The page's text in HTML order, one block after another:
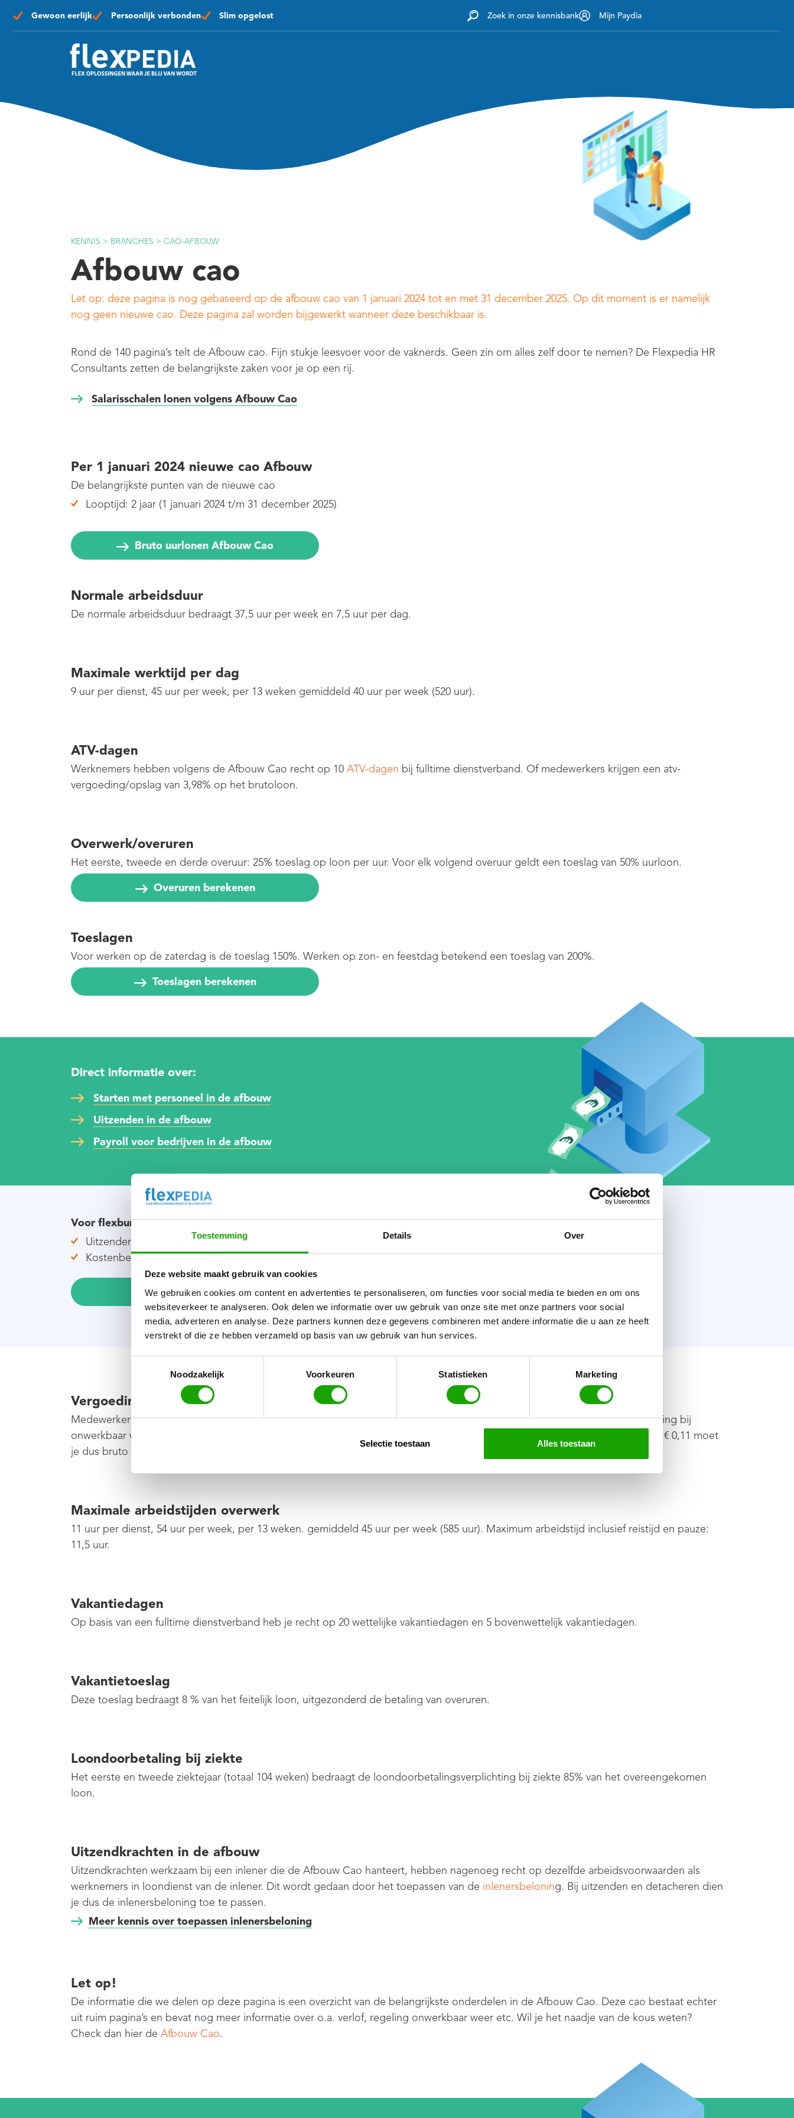
Toestemming Details Over
Deze website maakt gebruik van cookies
We gebruiken cookies om content en advertenties te personaliseren, om functies voor social media te bieden en om ons
websiteverkeer te analyseren. Ook delen we informatie over uw gebruik van onze site met onze partners voor social
media, adverteren en analyse. Deze partners kunnen deze gegevens combineren met andere informatie die u aan ze heeft
verstrekt of die ze hebben verzameld op basis van uw gebruik van hun services.
Noodzakelijk
Voorkeuren Statistieken Marketing
Selectie toestaan Alles toestaan
Gewoon eerlijk Persoonlijk verbonden Slim opgelost Zoek in onze kennisbank Mijn Paydia
KENNIS > BRANCHES > CAO-AFBOUW
Afbouw cao
Let op: deze pagina is nog gebaseerd op de afbouw cao van 1 januari 2024 tot en met 31 december 2025. Op dit moment is er namelijk
nog geen nieuwe cao. Deze pagina zal worden bijgewerkt wanneer deze beschikbaar is.
Rond de 140 pagina’s telt de Afbouw cao. Fijn stukje leesvoer voor de vaknerds. Geen zin om alles zelf door te nemen? De Flexpedia HR
Consultants zetten de belangrijkste zaken voor je op een rij.
Salarisschalen lonen volgens Afbouw Cao
Per 1 januari 2024 nieuwe cao Afbouw
De belangrijkste punten van de nieuwe cao
Looptijd: 2 jaar (1 januari 2024 t/m 31 december 2025)
Bruto uurlonen Afbouw Cao
Normale arbeidsduur
De normale arbeidsduur bedraagt 37,5 uur per week en 7,5 uur per dag.
Maximale werktijd per dag
9 uur per dienst, 45 uur per week, per 13 weken gemiddeld 40 uur per week (520 uur).
ATV-dagen
Werknemers hebben volgens de Afbouw Cao recht op 10 ATV-dagen bij fulltime dienstverband. Of medewerkers krijgen een atv-
vergoeding/opslag van 3,98% op het brutoloon.
Overwerk/overuren
Het eerste, tweede en derde overuur: 25% toeslag op loon per uur. Voor elk volgend overuur geldt een toeslag van 50% uurloon.
Overuren berekenen
Toeslagen
Voor werken op de zaterdag is de toeslag 150%. Werken op zon- en feestdag betekend een toeslag van 200%.
Toeslagen berekenen
Direct informatie over:
Starten met personeel in de afbouw
Uitzenden in de afbouw
Payroll voor bedrijven in de afbouw
Voor flexbureaus die uitzenden in de afbouw
Uitzenden via backoffice platform paydia
Kostenbesparing, geen ziekterisico, marge bevoorschot
Lees verder
Vergoedingen
Medewerkers in de afbouw hebben in bepaalde gevallen ook recht op kleding- en gereedschapsvergoeding en een vergoeding bij
onwerkbaar weer. De reiskostenvergoeding € 0,34 per km. Het is wettelijk mogelijk om € 0,23 netto te vergoeden. De overige € 0,11 moet
je dus bruto vergoeden.
Maximale arbeidstijden overwerk
11 uur per dienst, 54 uur per week, per 13 weken. gemiddeld 45 uur per week (585 uur). Maximum arbeidstijd inclusief reistijd en pauze:
11,5 uur.
Vakantiedagen
Op basis van een fulltime dienstverband heb je recht op 20 wettelijke vakantiedagen en 5 bovenwettelijk vakantiedagen.
Vakantietoeslag
Deze toeslag bedraagt 8 % van het feitelijk loon, uitgezonderd de betaling van overuren.
Loondoorbetaling bij ziekte
Het eerste en tweede ziektejaar (totaal 104 weken) bedraagt de loondoorbetalingsverplichting bij ziekte 85% van het overeengekomen
loon.
Uitzendkrachten in de afbouw
Uitzendkrachten werkzaam bij een inlener die de Afbouw Cao hanteert, hebben nagenoeg recht op dezelfde arbeidsvoorwaarden als
werknemers in loondienst van de inlener. Dit wordt gedaan door het toepassen van de inlenersbeloning. Bij uitzenden en detacheren dien
je dus de inlenersbeloning toe te passen.
Meer kennis over toepassen inlenersbeloning
Let op!
De informatie die we delen op deze pagina is een overzicht van de belangrijkste onderdelen in de Afbouw Cao. Deze cao bestaat echter
uit ruim pagina’s en bevat nog meer informatie over o.a. verlof, regeling onwerkbaar weer etc. Wil je het naadje van de kous weten?
Check dan hier de Afbouw Cao.